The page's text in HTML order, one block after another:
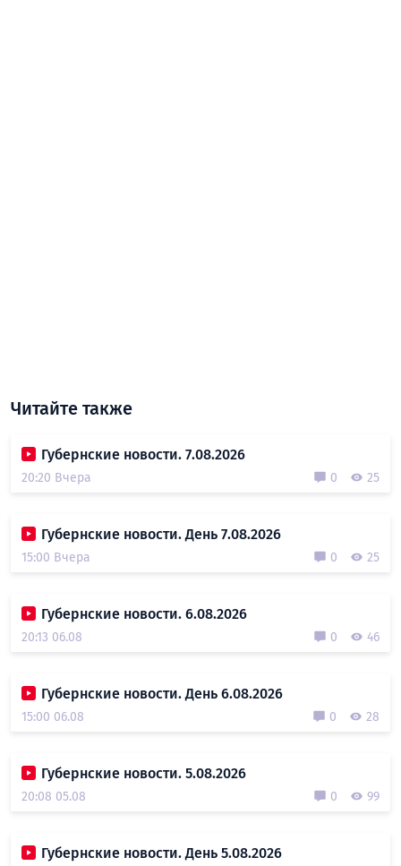
Читайте также
Губернские новости. 7.08.2026
20:20 Вчера 0 25
Губернские новости. День 7.08.2026
15:00 Вчера 0 25
Губернские новости. 6.08.2026
20:13 06.08 0 46
Губернские новости. День 6.08.2026
15:00 06.08 0 28
Губернские новости. 5.08.2026
20:08 05.08 0 99
Губернские новости. День 5.08.2026